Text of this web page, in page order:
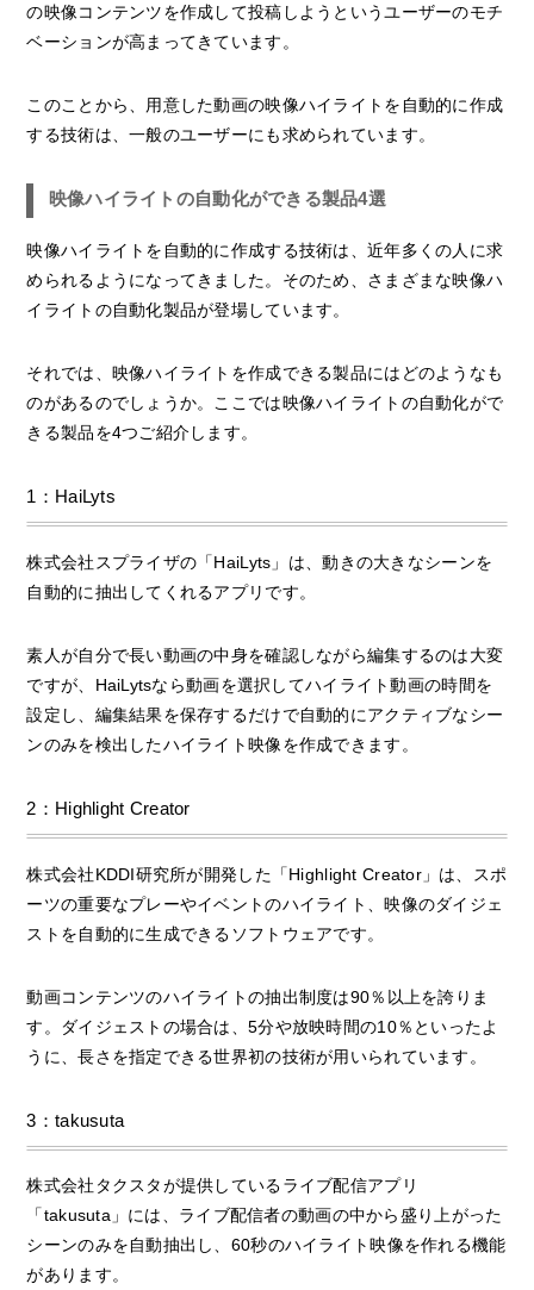
の映像コンテンツを作成して投稿しようというユーザーのモチ
ベーションが高まってきています。
このことから、用意した動画の映像ハイライトを自動的に作成
する技術は、一般のユーザーにも求められています。
映像ハイライトの自動化ができる製品4選
映像ハイライトを自動的に作成する技術は、近年多くの人に求
められるようになってきました。そのため、さまざまな映像ハ
イライトの自動化製品が登場しています。
それでは、映像ハイライトを作成できる製品にはどのようなも
のがあるのでしょうか。ここでは映像ハイライトの自動化がで
きる製品を4つご紹介します。
1：HaiLyts
株式会社スプライザの「HaiLyts」は、動きの大きなシーンを
自動的に抽出してくれるアプリです。
素人が自分で長い動画の中身を確認しながら編集するのは大変
ですが、HaiLytsなら動画を選択してハイライト動画の時間を
設定し、編集結果を保存するだけで自動的にアクティブなシー
ンのみを検出したハイライト映像を作成できます。
2：Highlight Creator
株式会社KDDI研究所が開発した「Highlight Creator」は、スポ
ーツの重要なプレーやイベントのハイライト、映像のダイジェ
ストを自動的に生成できるソフトウェアです。
動画コンテンツのハイライトの抽出制度は90％以上を誇りま
す。ダイジェストの場合は、5分や放映時間の10％といったよ
うに、長さを指定できる世界初の技術が用いられています。
3：takusuta
株式会社タクスタが提供しているライブ配信アプリ
「takusuta」には、ライブ配信者の動画の中から盛り上がった
シーンのみを自動抽出し、60秒のハイライト映像を作れる機能
があります。